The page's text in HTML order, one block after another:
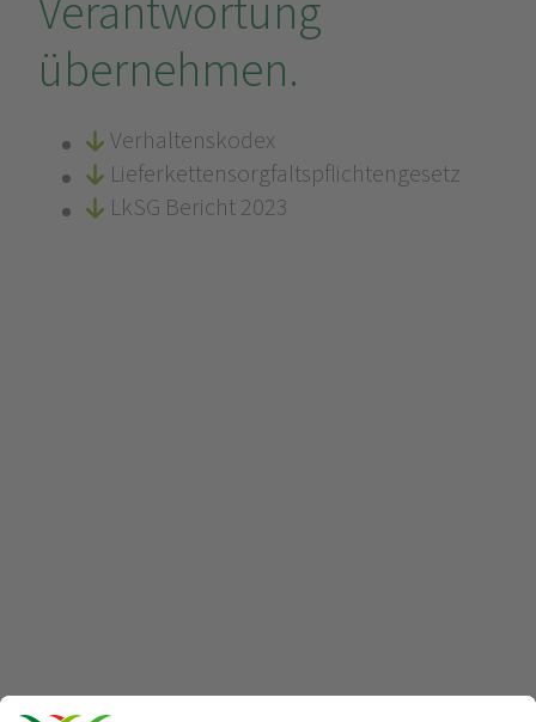
Verantwortung
übernehmen.
Verhaltenskodex
Lieferkettensorgfaltspflichtengesetz
LkSG Bericht 2023